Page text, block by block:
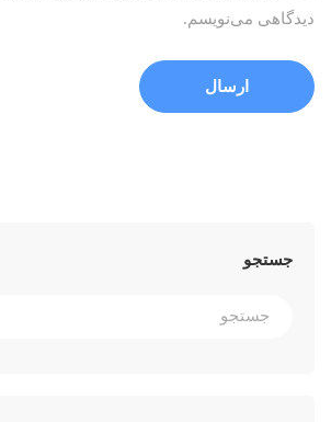
جستجو
دیدگاهی می‌نویسم.